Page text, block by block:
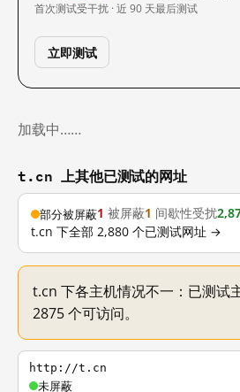
首次测试受干扰 · 近 90 天最后测试
立即测试
加载中……
t.cn 上其他已测试的网址
部分被屏蔽1 被屏蔽1 间歇性受扰
t.cn 下全部 2,880 个已测试网址 →
t.cn 下各主机情况不一：已测试
2875 个可访问。
http://t.cn
未屏蔽